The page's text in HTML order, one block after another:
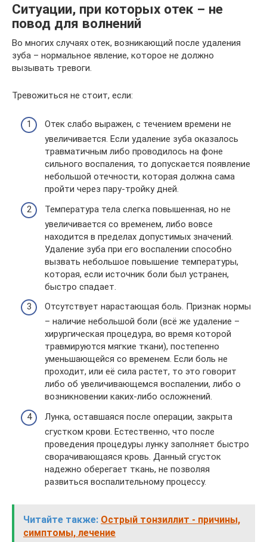
Ситуации, при которых отек – не
повод для волнений
Во многих случаях отек, возникающий после удаления
зуба – нормальное явление, которое не должно
вызывать тревоги.
Тревожиться не стоит, если:
Отек слабо выражен, с течением времени не
увеличивается. Если удаление зуба оказалось
травматичным либо проводилось на фоне
сильного воспаления, то допускается появление
небольшой отечности, которая должна сама
пройти через пару-тройку дней.
Температура тела слегка повышенная, но не
увеличивается со временем, либо вовсе
находится в пределах допустимых значений.
Удаление зуба при его воспалении способно
вызвать небольшое повышение температуры,
которая, если источник боли был устранен,
быстро спадает.
Отсутствует нарастающая боль. Признак нормы
– наличие небольшой боли (всё же удаление –
хирургическая процедура, во время которой
травмируются мягкие ткани), постепенно
уменьшающейся со временем. Если боль не
проходит, или её сила растет, то это говорит
либо об увеличивающемся воспалении, либо о
возникновении каких-либо осложнений.
Лунка, оставшаяся после операции, закрыта
сгустком крови. Естественно, что после
проведения процедуры лунку заполняет быстро
сворачивающаяся кровь. Данный сгусток
надежно оберегает ткань, не позволяя
развиться воспалительному процессу.
Читайте также: Острый тонзиллит - причины,
симптомы, лечение